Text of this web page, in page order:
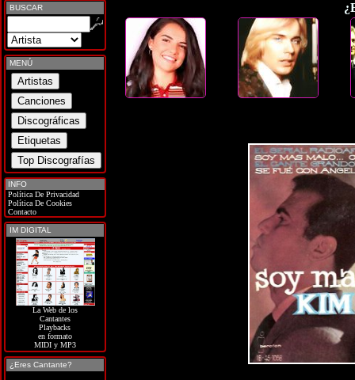
BUSCAR
MENÚ
INFO
Política De Privacidad
Política De Cookies
Contacto
IM DIGITAL
La Web de los
Cantantes
Playbacks
en formato
MIDI y MP3
¿Eres Cantante?